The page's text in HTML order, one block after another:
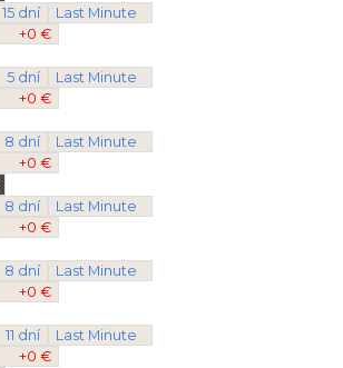
15 dní
Last Minute
+0 €
5 dní
Last Minute
+0 €
8 dní
Last Minute
+0 €
8 dní
Last Minute
+0 €
8 dní
Last Minute
+0 €
11 dní
Last Minute
+0 €